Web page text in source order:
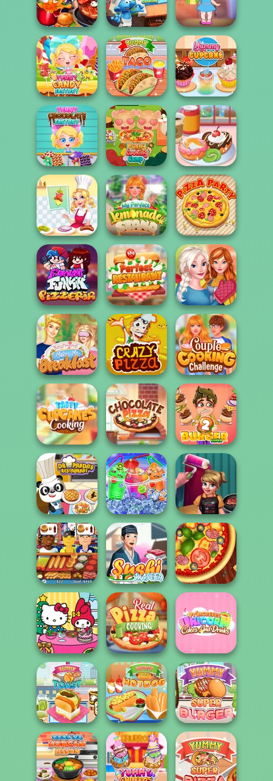
Cooking Scene
Apple Pie
Nigiri Sushi
Cooking Fast
The Smurfs:
Cooking
Baby Holly
Feeding Time
Yummy Candy
Factory
Yummy Taco Yummy Cupcake
Yummy
Chocolate
Factory
Funny Cooking
Camp
Yummy Donut
Factory
Michelin Star
Chef
My Perfect
Lemonade
Stand
Pizza Party
FNF Pizzeria
My Perfect
Restaurant
Sisters
Thanksgiving
Dinner
Boyfriend Makes
Me Breakfast
Crazy Pizza
Couple Cooking
Challenge
Tasty Cupcakes
Cooking
Chocolate Pizza Super Burger 2
Dr Panda
Restaurant
Rainbow Frozen
Cook And
Decorate
Hot Dog Bush Sushi Master Pizza Maker
Hello Kitty and
Friends: Xmas...
Real Pizza
Cooking
Princesses
Unicorn Cakes
And D...
Yummy Toast Yummy Hotdog
Yummy Super
Burger